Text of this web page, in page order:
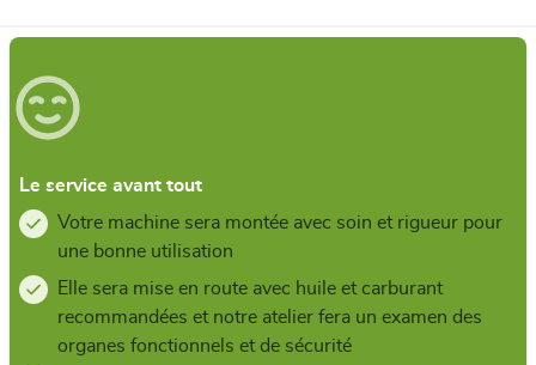
Le service avant tout
Votre machine sera montée avec soin et rigueur pour
une bonne utilisation
Elle sera mise en route avec huile et carburant
recommandées et notre atelier fera un examen des
organes fonctionnels et de sécurité